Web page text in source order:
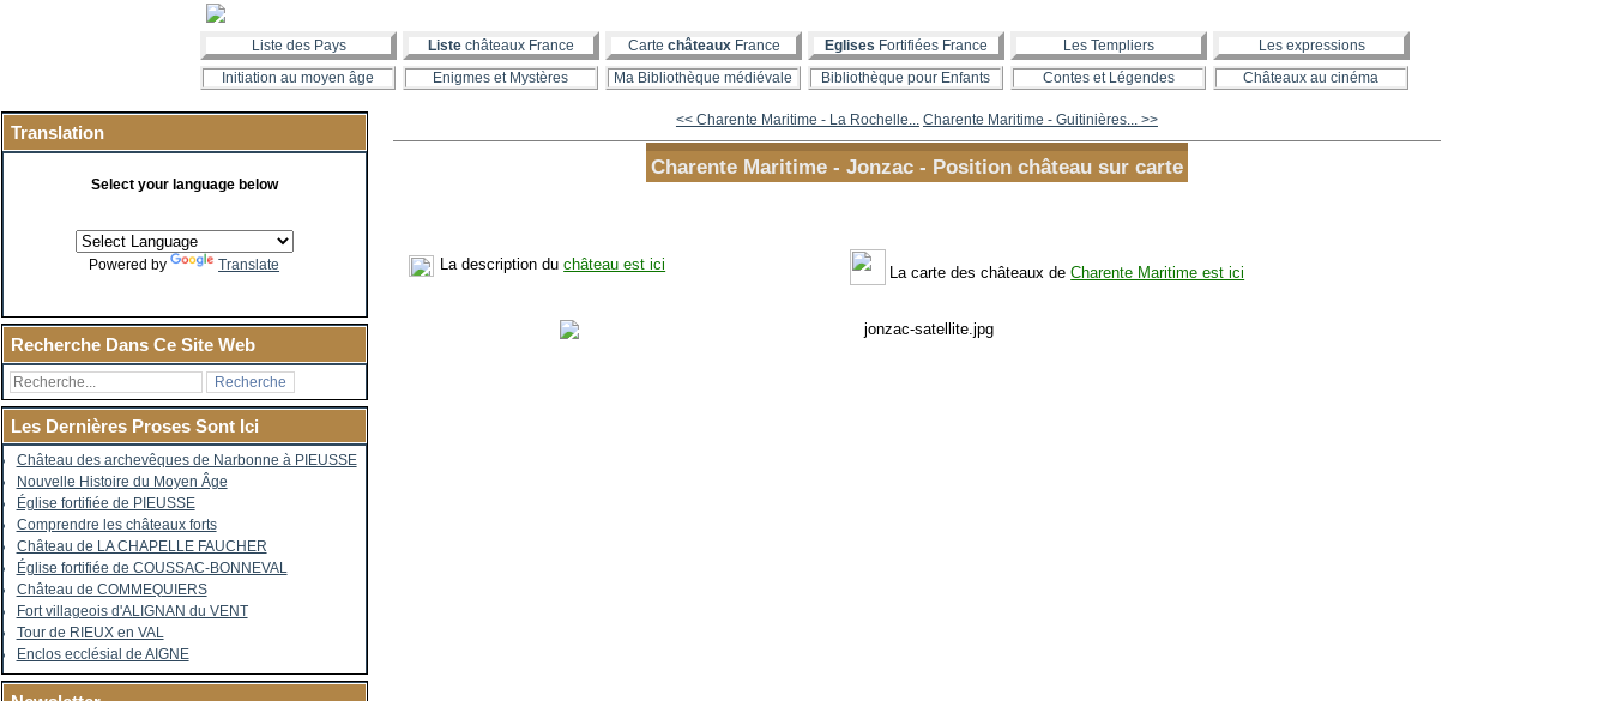
Liste des Pays Liste châteaux France Carte châteauxFrance Eglises Fortifiées France Les Templiers
Les expressions
Initiation au moyen âge
Enigmes et Mystères Ma Bibliothèque médiévale Bibliothèque pour Enfants Contes et Légendes Châteaux au cinéma
Translation
Select your language below
Powered by Translate
Recherche Dans Ce Site Web
Les Dernières Proses Sont Ici
Château des archevêques de Narbonne à PIEUSSE
Nouvelle Histoire du Moyen Âge
Église fortifiée de PIEUSSE
Comprendre les châteaux forts
Château de LA CHAPELLE FAUCHER
Église fortifiée de COUSSAC-BONNEVAL
Château de COMMEQUIERS
Fort villageois d'ALIGNAN du VENT
Tour de RIEUX en VAL
Enclos ecclésial de AIGNE
<< Charente Maritime - La Rochelle... Charente Maritime - Guitinières... >>
Charente Maritime - Jonzac - Position château sur carte
La description duchâteau est ici La carte des châteaux deCharente Maritime est ici